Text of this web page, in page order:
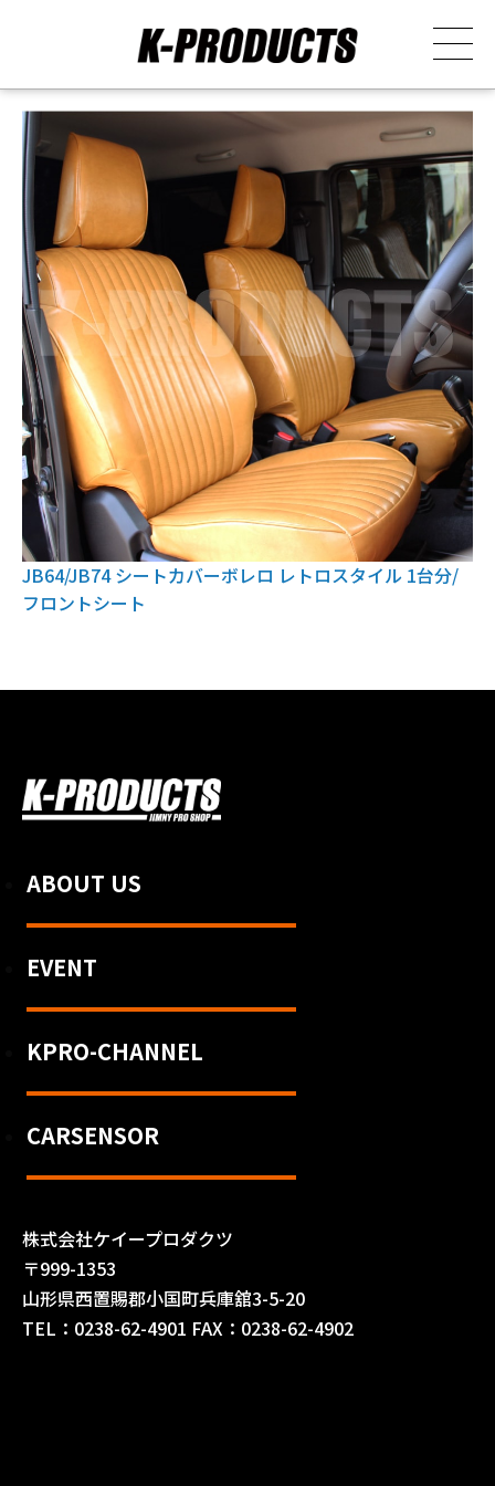
JB64/JB74 シートカバーボレロ レトロスタイル 1台分/
フロントシート
ABOUT US
EVENT
KPRO-CHANNEL
CARSENSOR
株式会社ケイープロダクツ
〒999-1353
山形県西置賜郡小国町兵庫舘3-5-20
TEL：0238-62-4901 FAX：0238-62-4902